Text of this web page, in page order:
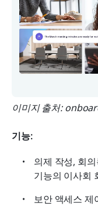
이미지 출처:
기능:
의제 작성, 회
기능의 이사회
보안 액세스 제